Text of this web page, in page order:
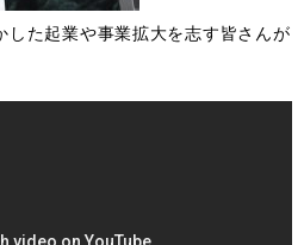
した起業や事業拡大を志す皆さんが